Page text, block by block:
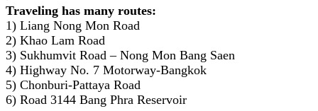
Traveling has many routes:
1) Liang Nong Mon Road
2) Khao Lam Road
3) Sukhumvit Road – Nong Mon Bang Saen
4) Highway No. 7 Motorway-Bangkok
5) Chonburi-Pattaya Road
6) Road 3144 Bang Phra Reservoir